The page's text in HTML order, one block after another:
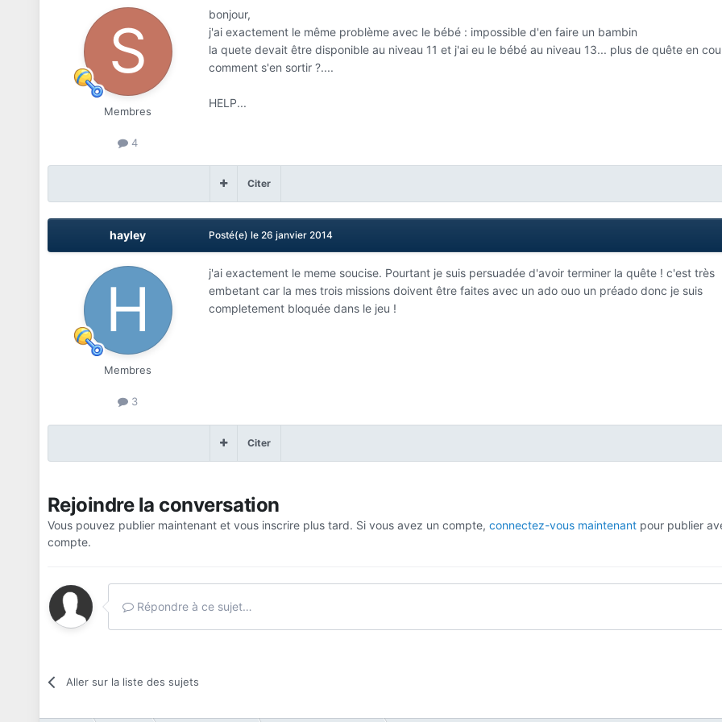
Membres
4
bonjour,
j'ai exactement le même problème avec le bébé : impossible d'en faire un bambin
la quete devait être disponible au niveau 11 et j'ai eu le bébé au niveau 13... plus de quête en
comment s'en sortir ?....
HELP...
Citer
hayley
Membres
3
Posté(e) le 26 janvier 2014
j'ai exactement le meme soucise. Pourtant je suis persuadée d'avoir terminer la quête ! c'est très
embetant car la mes trois missions doivent être faites avec un ado ouo un préado donc je suis
completement bloquée dans le jeu !
Citer
Rejoindre la conversation
Vous pouvez publier maintenant et vous inscrire plus tard. Si vous avez un compte, connectez-vous maintenantpour publier
compte.
Répondre à ce sujet…
Aller sur la liste des sujets